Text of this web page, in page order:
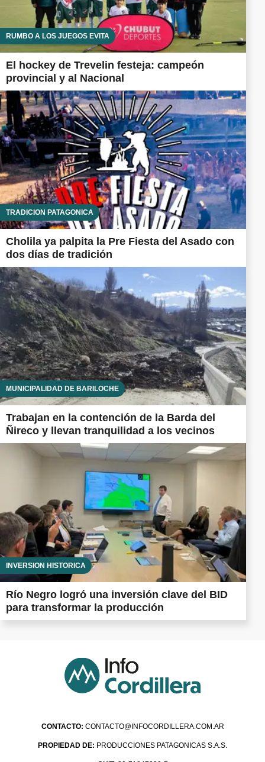
RUMBO A LOS JUEGOS EVITA
El hockey de Trevelin festeja: campeón
provincial y al Nacional
TRADICIÓN PATAGÓNICA
Cholila ya palpita la Pre Fiesta del Asado con
dos días de tradición
MUNICIPALIDAD DE BARILOCHE
Trabajan en la contención de la Barda del
Ñireco y llevan tranquilidad a los vecinos
INVERSIÓN HISTÓRICA
Río Negro logró una inversión clave del BID
para transformar la producción
CONTACTO: CONTACTO@INFOCORDILLERA.COM.AR
PROPIEDAD DE: PRODUCCIONES PATAGONICAS S.A.S.